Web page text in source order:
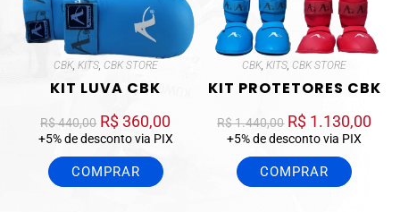
CBK, KITS, CBK STORE
KIT LUVA CBK
R$440,00 R$360,00
+5% de desconto via PIX
COMPRAR
CBK,KITS, CBK STORE
KIT PROTETORES CBK
R$1.440,00 R$ 1.130,00
+5% de desconto via PIX
COMPRAR